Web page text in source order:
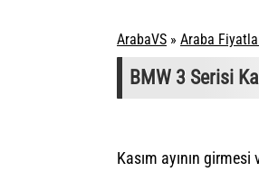
ArabaVS » Araba
BMW 3 Serisi
Kasım ayının